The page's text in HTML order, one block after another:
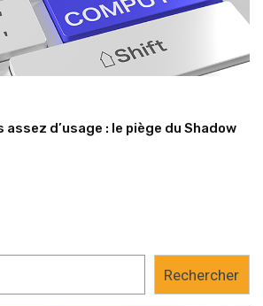
assez d’usage : le piège du Shadow
Rechercher